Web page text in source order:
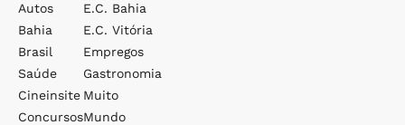
Autos
Bahia
Brasil
Saúde
Cineinsite
Concursos
E.c. Bahia
E.c. Vitória
Empregos
Gastronomia
Muito
Mundo